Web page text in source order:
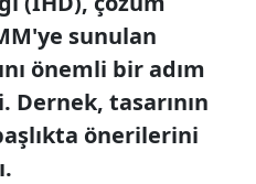
sunulan
önemli bir adım
tasarının
önerilerini